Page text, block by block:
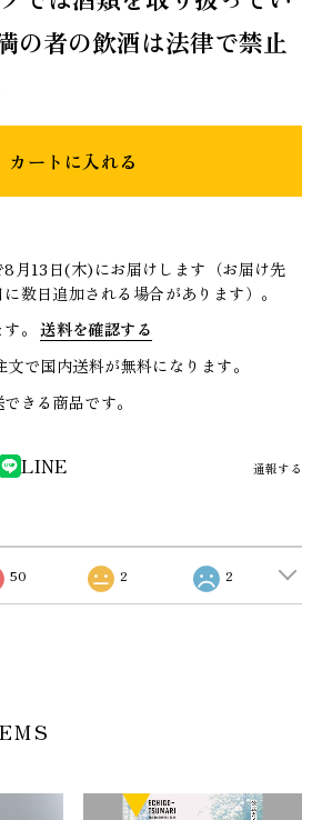
の者の飲酒は法律で禁止
カートに入れる
月13日(木)にお届けします（お届け先
数日追加される場合があります）。
。 送料を確認する
で国内送料が無料になります。
きる商品です。
LINE 通報する
50 2 2